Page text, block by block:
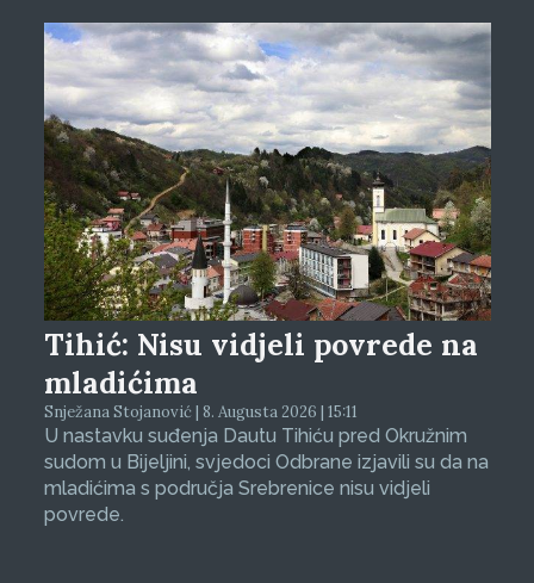
Tihić: Nisu vidjeli povrede na
mladićima
Snježana Stojanović | 8. Augusta 2026 | 15:11
U nastavku suđenja Dautu Tihiću pred Okružnim
sudom u Bijeljini, svjedoci Odbrane izjavili su da na
mladićima s područja Srebrenice nisu vidjeli
povrede.